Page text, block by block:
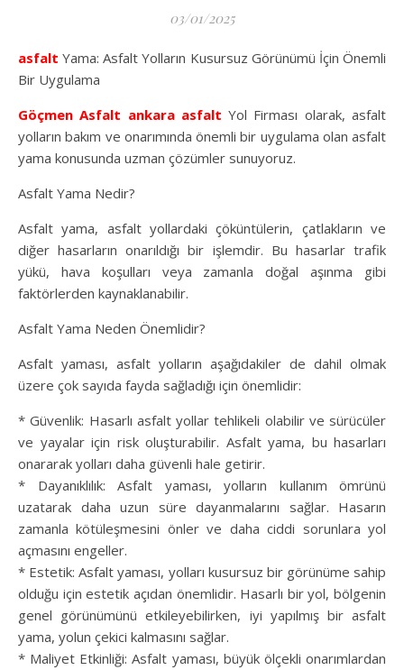
03/01/2025
asfalt Yama: Asfalt Yolların Kusursuz Görünümü İçin Önemli
Bir Uygulama
Göçmen Asfalt ankara asfalt Yol Firması olarak, asfalt
yolların bakım ve onarımında önemli bir uygulama olan asfalt
yama konusunda uzman çözümler sunuyoruz.
Asfalt Yama Nedir?
Asfalt yama, asfalt yollardaki çöküntülerin, çatlakların ve
diğer hasarların onarıldığı bir işlemdir. Bu hasarlar trafik
yükü, hava koşulları veya zamanla doğal aşınma gibi
faktörlerden kaynaklanabilir.
Asfalt Yama Neden Önemlidir?
Asfalt yaması, asfalt yolların aşağıdakiler de dahil olmak
üzere çok sayıda fayda sağladığı için önemlidir:
* Güvenlik: Hasarlı asfalt yollar tehlikeli olabilir ve sürücüler
ve yayalar için risk oluşturabilir. Asfalt yama, bu hasarları
onararak yolları daha güvenli hale getirir.
* Dayanıklılık: Asfalt yaması, yolların kullanım ömrünü
uzatarak daha uzun süre dayanmalarını sağlar. Hasarın
zamanla kötüleşmesini önler ve daha ciddi sorunlara yol
açmasını engeller.
* Estetik: Asfalt yaması, yolları kusursuz bir görünüme sahip
olduğu için estetik açıdan önemlidir. Hasarlı bir yol, bölgenin
genel görünümünü etkileyebilirken, iyi yapılmış bir asfalt
yama, yolun çekici kalmasını sağlar.
* Maliyet Etkinliği: Asfalt yaması, büyük ölçekli onarımlardan